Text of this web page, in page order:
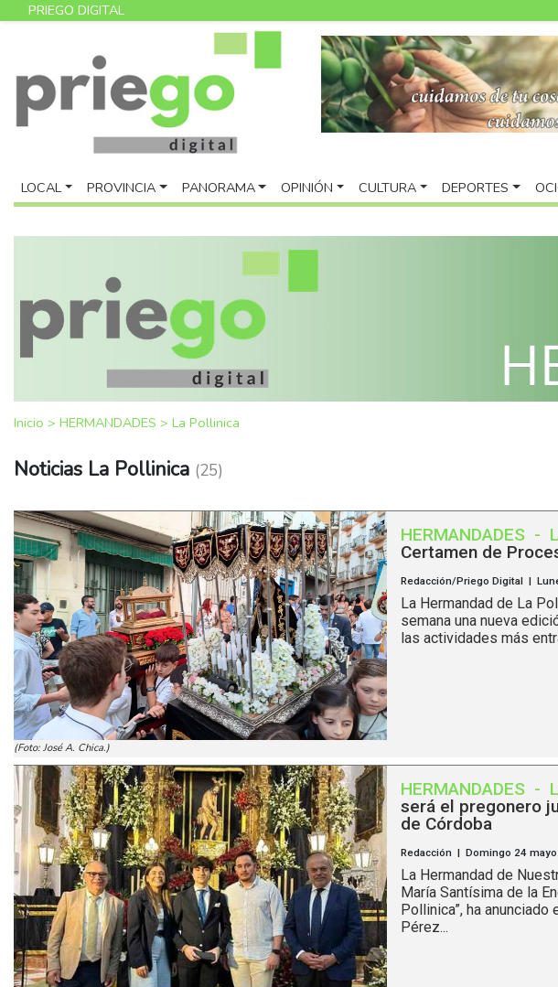
PRIEGO DIGITAL
LOCAL PROVINCIA PANORAMA OPINIÓN CULTURA DEPORTES
Inicio > HERMANDADES > La Pollinica
Noticias La Pollinica (25)
(Foto: José A. Chica.)
HERMANDADES -
Certamen de
Redacción/Priego Digital |
La Hermandad de La
semana una nueva
las actividades más
HERMANDADES -
será el pregonero
de Córdoba
Redacción | Domingo 24
La Hermandad de
María Santísima de la
Pollinica”, ha
Pérez...